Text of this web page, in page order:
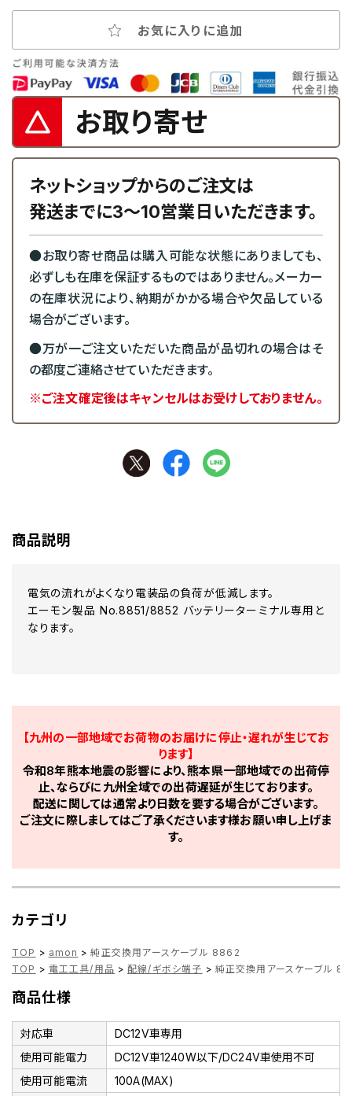
お気に入りに追加
お取り寄せ
ネットショップからのご注文は
発送までに3～10営業日いただきます。
●お取り寄せ商品は購入可能な状態にありましても、
必ずしも在庫を保証するものではありません。メーカー
の在庫状況により、納期がかかる場合や欠品している
場合がございます。
●万が一ご注文いただいた商品が品切れの場合はそ
の都度ご連絡させていただきます。
※ご注文確定後はキャンセルはお受けしておりません。
商品説明
電気の流れがよくなり電装品の負荷が低減します。
エーモン製品 No.8851/8852 バッテリーターミナル専用と
なります。
【九州の一部地域でお荷物のお届けに停止・遅れが生じてお
ります】
令和8年熊本地震の影響により、熊本県一部地域での出荷停
止、ならびに九州全域での出荷遅延が生じております。
配送に関しては通常より日数を要する場合がございます。
ご注文に際しましてはご了承くださいます様お願い申し上げま
す。
カテゴリ
TOP > amon > 純正交換用アースケーブル 8862
TOP > 電工工具/用品 > 配線/ギボシ端子 > 純正交換用アースケーブル
商品仕様
対応車
DC12V車専用
使用可能電力
DC12V車1240W以下/DC24V車使用不可
使用可能電流
100A(MAX)